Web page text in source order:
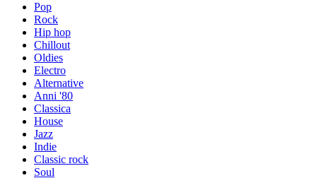
Pop
Rock
Hip hop
Chillout
Oldies
Electro
Alternative
Anni '80
Classica
House
Jazz
Indie
Classic rock
Soul